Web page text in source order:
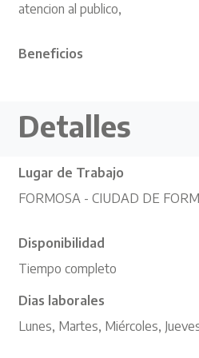
atencion al publico,
Beneficios
Detalles
Lugar de Trabajo
FORMOSA - CIUDAD DE
Disponibilidad
Tiempo completo
Dias laborales
Lunes, Martes, Miércoles,